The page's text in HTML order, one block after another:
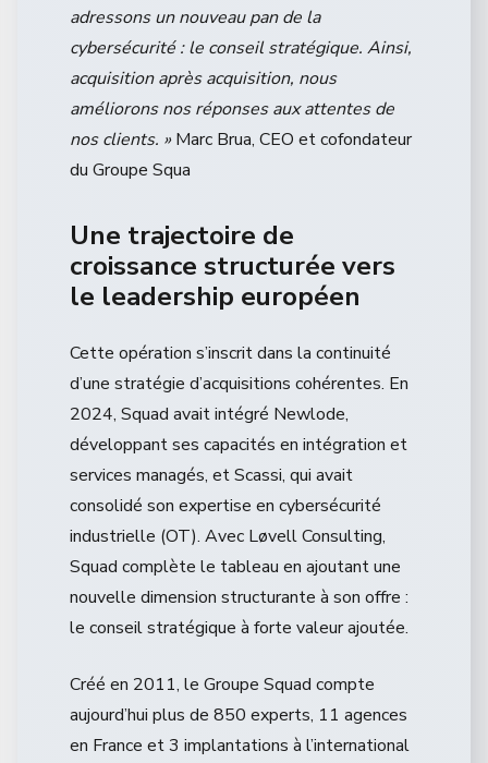
adressons un nouveau pan de la
cybersécurité : le conseil stratégique. Ainsi,
acquisition après acquisition, nous
améliorons nos réponses aux attentes de
nos clients. »Marc Brua, CEO et cofondateur
du Groupe Squa
Une trajectoire de
croissance structurée vers
le leadership européen
Cette opération s’inscrit dans la continuité
d’une stratégie d’acquisitions cohérentes. En
2024, Squad avait intégré Newlode,
développant ses capacités en intégration et
services managés, et Scassi, qui avait
consolidé son expertise en cybersécurité
industrielle (OT). Avec Løvell Consulting,
Squad complète le tableau en ajoutant une
nouvelle dimension structurante à son offre :
le conseil stratégique à forte valeur ajoutée.
Créé en 2011, le Groupe Squad compte
aujourd’hui plus de 850 experts, 11 agences
en France et 3 implantations à l’international